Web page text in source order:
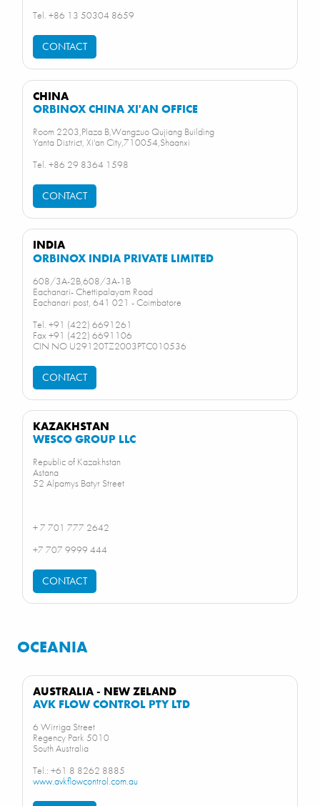
Tel. +86 13 50304 8659​
CONTACT
CHINA
ORBINOX CHINA XI'AN OFFICE
Room 2203,Plaza B,Wangzuo Qujiang Building
Yanta District, Xi'an City,710054,Shaanxi
Tel. +86 29 8364 1598
CONTACT
INDIA
ORBINOX INDIA PRIVATE LIMITED
608/3A-2B,608/3A-1B
Eachanari- Chettipalayam Road
Eachanari post, 641 021 - Coimbatore
Tel. +91 (422) 6691261
Fax +91 (422) 6691106
CIN NO U29120TZ2003PTC010536
CONTACT
KAZAKHSTAN
WESCO GROUP LLC
Republic of Kazakhstan
Astana
52 Alpamys Batyr Street
+ 7 701 777 2642
+7 707 9999 444
CONTACT
OCEANIA
AUSTRALIA - NEW ZELAND
AVK FLOW CONTROL PTY LTD
6 Wirriga Street
Regency Park 5010
South Australia
Tel.: +61 8 8262 8885
www.avkflowcontrol.com.au